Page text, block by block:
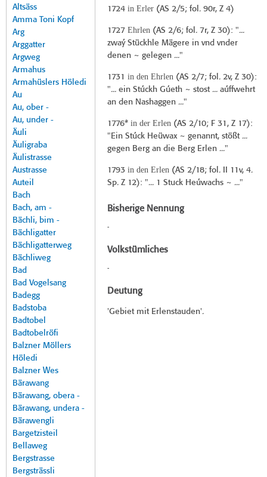
Altsäss
Amma Toni Kopf
Arg
Arggatter
Argweg
Armahus
Armahüslers Höledi
Au
Au, ober -
Au, under -
Äuli
Äuligraba
Äulistrasse
Austrasse
Auteil
Bach
Bach, am -
Bächli, bim -
Bächligatter
Bächligatterweg
Bächliweg
Bad
Bad Vogelsang
Badegg
Badstoba
Badtobel
Badtobelröfi
Balzner Möllers
Höledi
Balzner Wes
Bärawang
Bärawang, obera -
Bärawang, undera -
Bärawengli
Bargetzisteil
Bellaweg
Bergstrasse
Bergsträssli
1724 in Erler(AS 2/5; fol. 90r, Z 4)
1727 Ehrlen(AS 2/6; fol. 7r, Z 30): "...
zwaý Stückhle Mägere in vnd vnder
denen ~ gelegen ..."
1731 in den Ehrlen(AS 2/7; fol. 2v, Z 30):
"... ein Stúckh Gúeth ~ stost ... aúffwehrt
an den Nashaggen ..."
1776* in der Erlen(AS 2/10; F 31, Z 17):
"Ein Stúck Heüwax ~ genannt, stößt ...
gegen Berg an die Berg Erlen ..."
1793 in den Erlen(AS 2/18; fol. II 11v, 4.
Sp. Z 12): "... 1 Stuck Heúwachs ~ ..."
Bisherige Nennung
-
Volkstümliches
-
Deutung
'Gebiet mit Erlenstauden'.